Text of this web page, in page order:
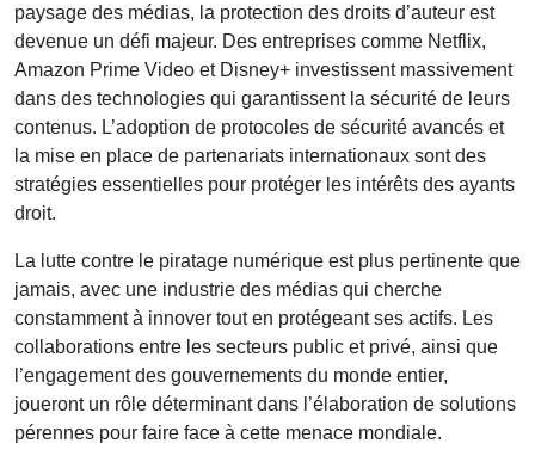
paysage des médias, la protection des droits d’auteur est
devenue un défi majeur. Des entreprises comme Netflix,
Amazon Prime Video et Disney+ investissent massivement
dans des technologies qui garantissent la sécurité de leurs
contenus. L’adoption de protocoles de sécurité avancés et
la mise en place de partenariats internationaux sont des
stratégies essentielles pour protéger les intérêts des ayants
droit.
La lutte contre le piratage numérique est plus pertinente que
jamais, avec une industrie des médias qui cherche
constamment à innover tout en protégeant ses actifs. Les
collaborations entre les secteurs public et privé, ainsi que
l’engagement des gouvernements du monde entier,
joueront un rôle déterminant dans l’élaboration de solutions
pérennes pour faire face à cette menace mondiale.